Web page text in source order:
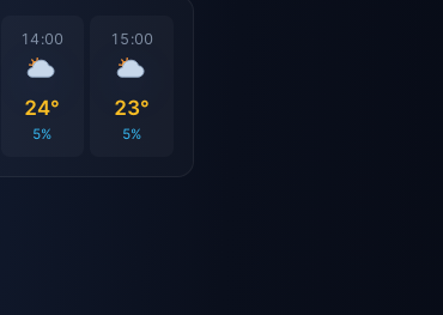
14:00
24°
5%
15:00
23°
5%